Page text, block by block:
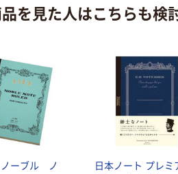
を見た人はこちらも検
ーブル ノ
日本ノート プレミ